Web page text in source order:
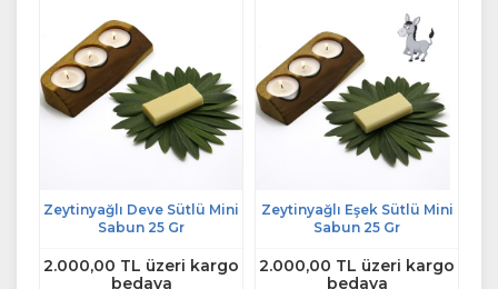
Zeytinyağlı Deve Sütlü Mini
Sabun 25 Gr
2.000,00 TL üzeri kargo
bedava
Zeytinyağlı Eşek Sütlü Mini
Sabun 25 Gr
2.000,00 TL üzeri kargo
bedava